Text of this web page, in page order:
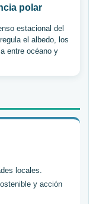
polar
estacional del
el albedo, los
entre océano y
locales.
y acción